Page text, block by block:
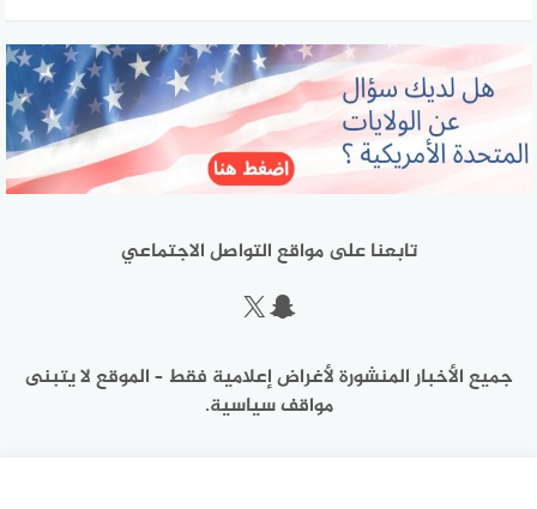
تابعنا على مواقع التواصل الاجتماعي
سناب شات
إكس
جميع الأخبار المنشورة لأغراض إعلامية فقط – الموقع لا يتبنى
مواقف سياسية.